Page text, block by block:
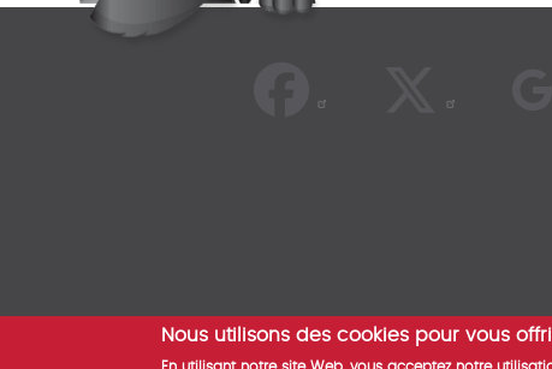
© 2026
Nous utilisons des cookies pour vous